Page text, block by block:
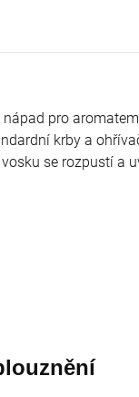
nápad pro aromatem
krby a
vosku se rozpustí a